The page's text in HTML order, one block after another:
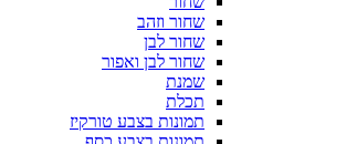
שחור וזהב
שחור לבן
שחור לבן ואפור
שמנת
תכלת
תמונות בצבע טורקיז